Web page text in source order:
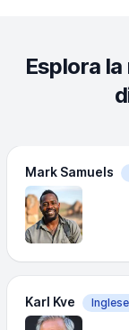
Esplora
Mark Samuels
Karl Kve Inglese